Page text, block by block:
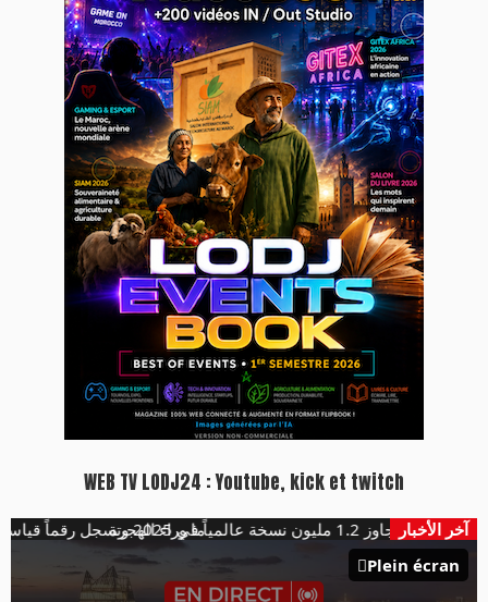
WEB TV LODJ24 : Youtube, kick et twitch
آخر الأخبار ما وراء الهجرة
نسخة عالمياً في 2025 وتسجل رقماً قياسياً
Plein écran